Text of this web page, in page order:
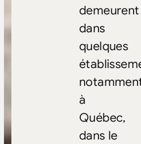
demeurent
dans
quelques
à
Québec,
dans le